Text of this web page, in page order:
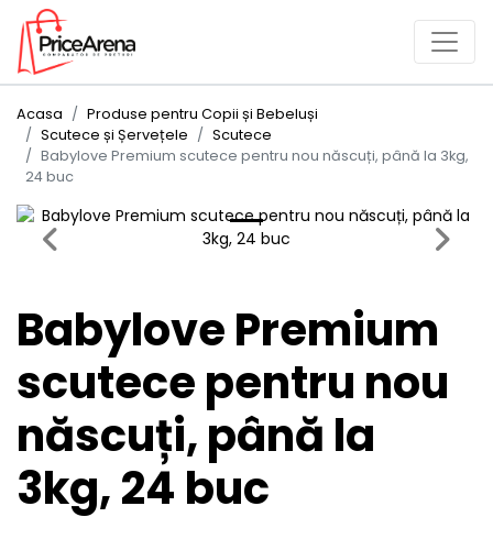
Acasa
Produse pentru Copii și Bebeluși
Scutece și Șervețele
Scutece
Babylove Premium scutece pentru nou născuți, până la 3kg,
24 buc
Previous Next
Babylove Premium
scutece pentru nou
născuți, până la
3kg, 24 buc